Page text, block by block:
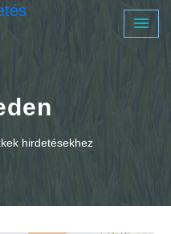
hirdetésekhez